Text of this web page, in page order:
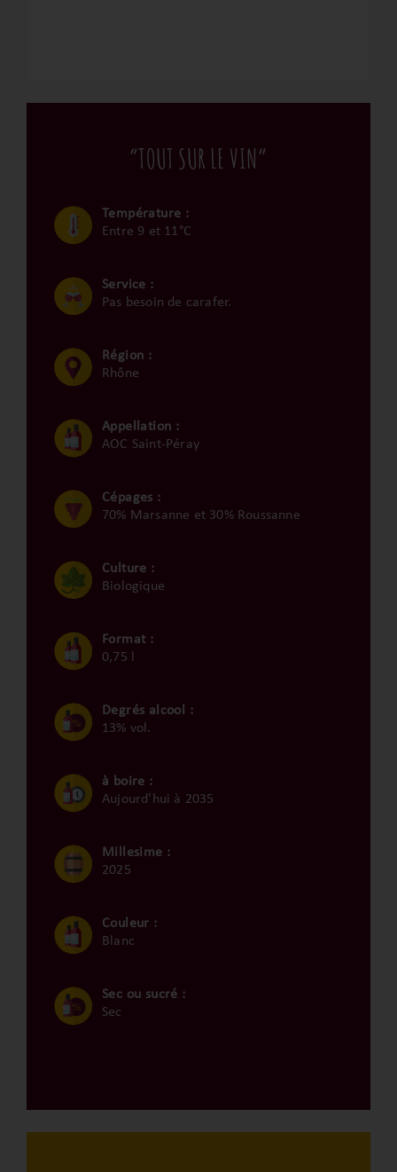
“TOUT SUR LE VIN”
Température :
Entre 9 et 11°C
Service :
Pas besoin de carafer.
Région :
Rhône
Appellation :
AOC Saint-Péray
Cépages :
70% Marsanne et 30% Roussanne
Culture :
Biologique
Format :
0,75 l
Degrés alcool :
13% vol.
à boire :
Aujourd'hui à 2035
Millesime :
2025
Couleur :
Blanc
Sec ou sucré :
Sec